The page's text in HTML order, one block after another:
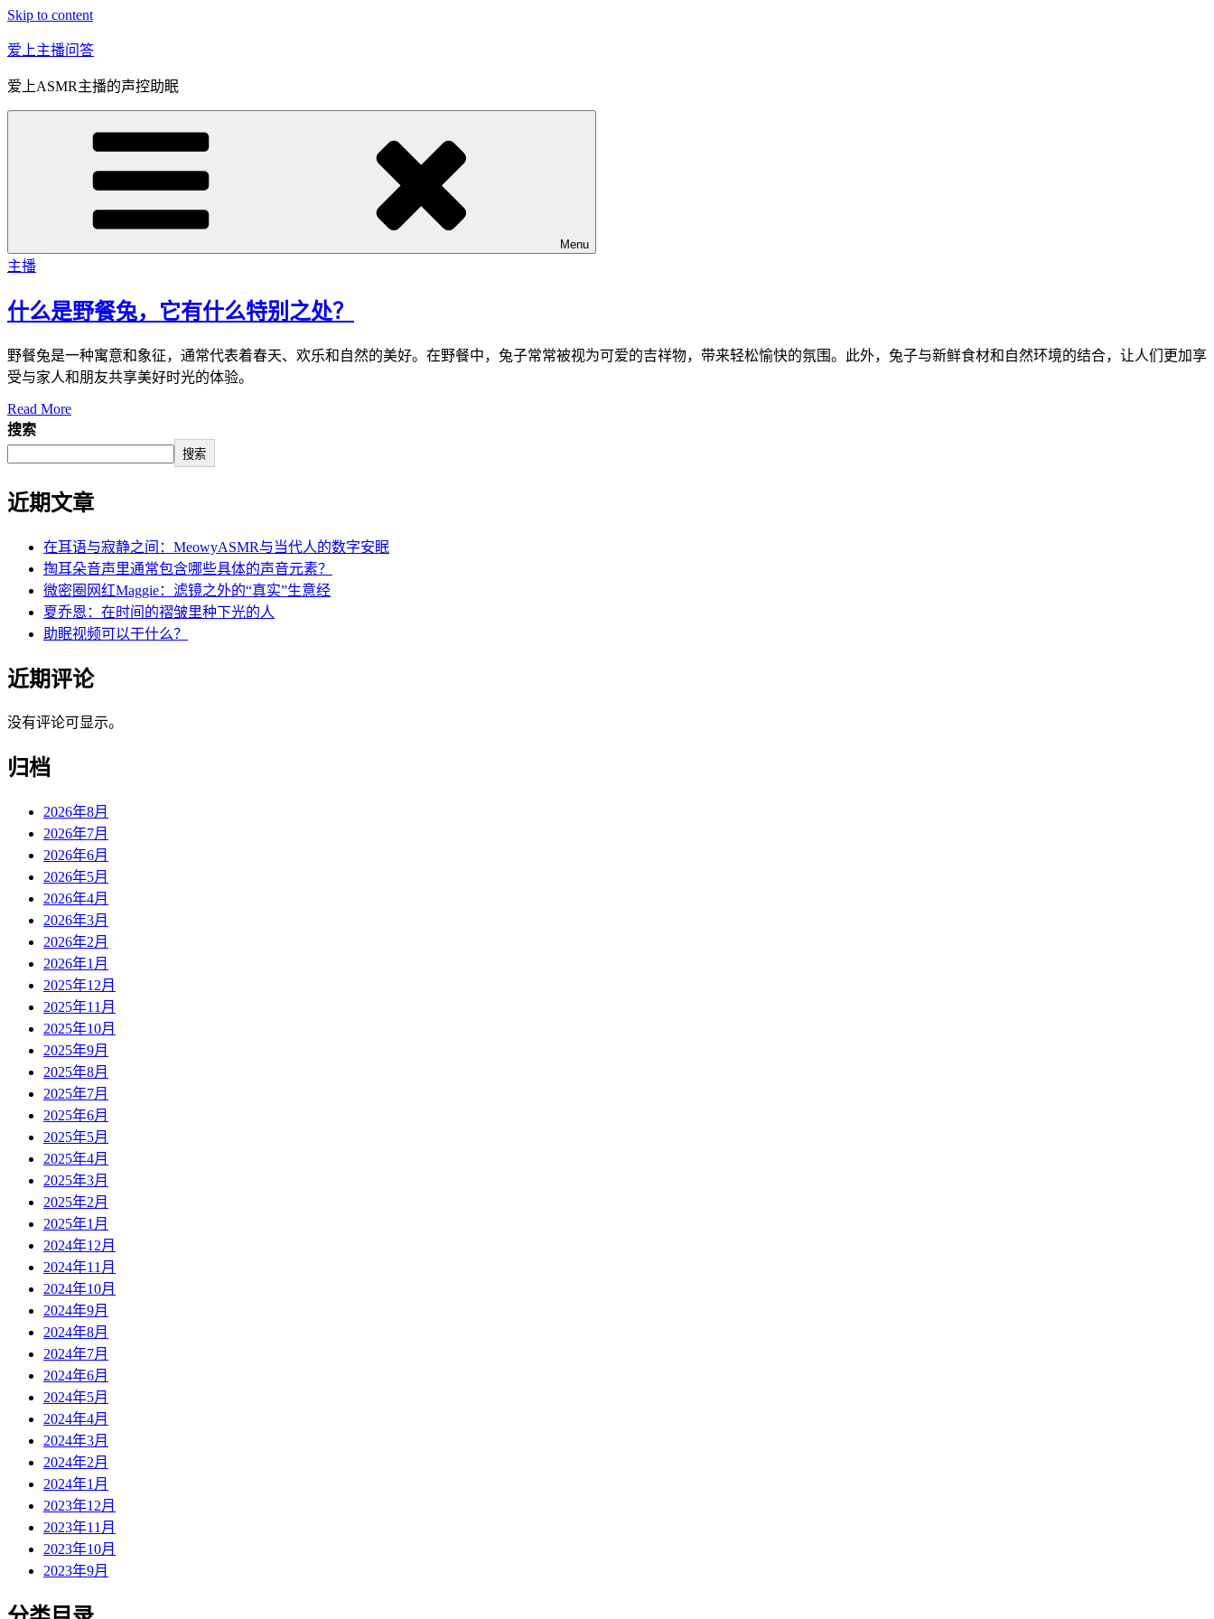
Skip to content
爱上主播问答
爱上ASMR主播的声控助眠
Menu
主播
什么是野餐兔，它有什么特别之处？
野餐兔是一种寓意和象征，通常代表着春天、欢乐和自然的美好。在野餐中，兔子常常被视为可爱的吉祥物，带来轻松愉快的氛围。此外，兔子与新鲜食材和自然环境的结合，让人们更加享
受与家人和朋友共享美好时光的体验。
Read More
搜索
搜索
近期文章
在耳语与寂静之间：MeowyASMR与当代人的数字安眠
掏耳朵音声里通常包含哪些具体的声音元素？
微密圈网红Maggie：滤镜之外的“真实”生意经
夏乔恩：在时间的褶皱里种下光的人
助眠视频可以干什么？
近期评论
没有评论可显示。
归档
2026年8月
2026年7月
2026年6月
2026年5月
2026年4月
2026年3月
2026年2月
2026年1月
2025年12月
2025年11月
2025年10月
2025年9月
2025年8月
2025年7月
2025年6月
2025年5月
2025年4月
2025年3月
2025年2月
2025年1月
2024年12月
2024年11月
2024年10月
2024年9月
2024年8月
2024年7月
2024年6月
2024年5月
2024年4月
2024年3月
2024年2月
2024年1月
2023年12月
2023年11月
2023年10月
2023年9月